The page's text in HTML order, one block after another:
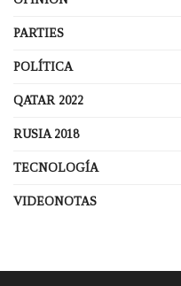
PARTIES
POLÍTICA
QATAR 2022
RUSIA 2018
TECNOLOGÍA
VIDEONOTAS